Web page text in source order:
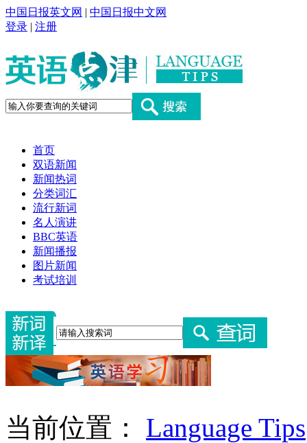
中国日报英文网 | 中国日报中文网
登录 | 注册
首页
双语新闻
新闻热词
分类词汇
流行新词
名人演讲
BBC英语
新闻播报
图片新闻
考试培训
当前位置： Language Tips